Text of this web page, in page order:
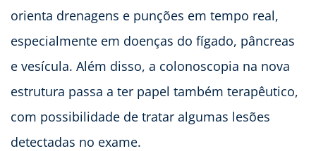
orienta drenagens e punções em tempo real,
especialmente em doenças do fígado, pâncreas
e vesícula. Além disso, a colonoscopia na nova
estrutura passa a ter papel também terapêutico,
com possibilidade de tratar algumas lesões
detectadas no exame.